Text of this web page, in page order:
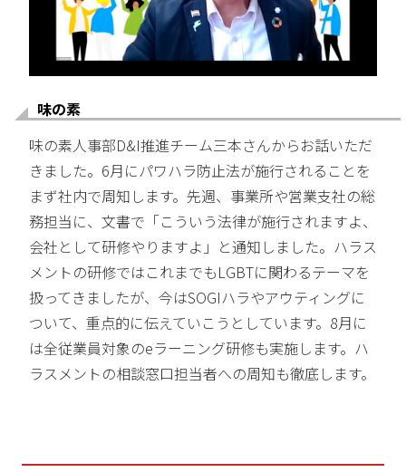
味の素
味の素人事部D&I推進チーム三本さんからお話いただ
きました。6月にパワハラ防止法が施行されることを
まず社内で周知します。先週、事業所や営業支社の総
務担当に、文書で「こういう法律が施行されますよ、
会社として研修やりますよ」と通知しました。ハラス
メントの研修ではこれまでもLGBTに関わるテーマを
扱ってきましたが、今はSOGIハラやアウティングに
ついて、重点的に伝えていこうとしています。8月に
は全従業員対象のeラーニング研修も実施します。ハ
ラスメントの相談窓口担当者への周知も徹底します。